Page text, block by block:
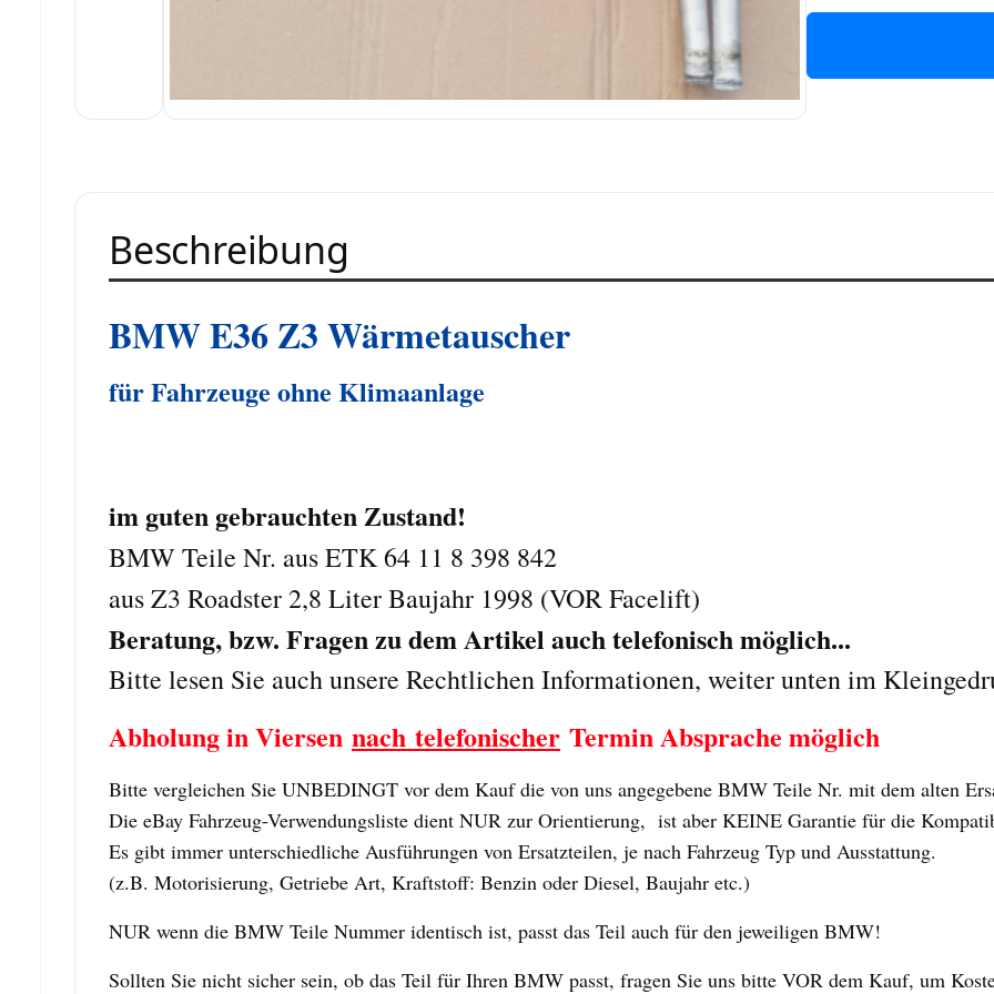
Beschreibung
BMW E36 Z3 Wärmetauscher
für Fahrzeuge ohne Klimaanlage
im guten gebrauchten Zustand!
BMW Teile Nr. aus ETK 64 11 8 398 842
aus Z3 Roadster 2,8 Liter Baujahr 1998 (VOR Facelift)
Beratung, bzw. Fragen zu dem Artikel auch telefonisch möglich...
Bitte lesen Sie auch unsere Rechtlichen Informationen, weiter unten im
Abholung in Viersen nach telefonischer Termin Absprache möglich
Bitte vergleichen Sie UNBEDINGT vor dem Kauf die von uns angegebene BMW Teile Nr. mit dem alten
Die eBay Fahrzeug-Verwendungsliste dient NUR zur Orientierung, ist aber KEINE Garantie für die
Es gibt immer unterschiedliche Ausführungen von Ersatzteilen, je nach Fahrzeug Typ und Ausstattung.
(z.B. Motorisierung, Getriebe Art, Kraftstoff: Benzin oder Diesel, Baujahr etc.)
NUR wenn die BMW Teile Nummer identisch ist, passt das Teil auch für den jeweiligen BMW!
Sollten Sie nicht sicher sein, ob das Teil für Ihren BMW passt, fragen Sie uns bitte VOR dem Kauf, um